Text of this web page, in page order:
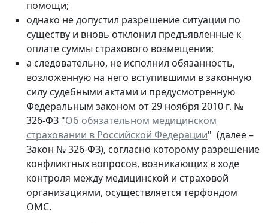
помощи;
однако не допустил разрешение ситуации по
существу и вновь отклонил предъявленные к
оплате суммы страхового возмещения;
а следовательно, не исполнил обязанность,
возложенную на него вступившими в законную
силу судебными актами и предусмотренную
Федеральным законом от 29 ноября 2010 г. №
326-ФЗ "Об обязательном медицинском
страховании в Российской Федерации" (далее –
Закон № 326-ФЗ), согласно которому разрешение
конфликтных вопросов, возникающих в ходе
контроля между медицинской и страховой
организациями, осуществляется терфондом
ОМС.